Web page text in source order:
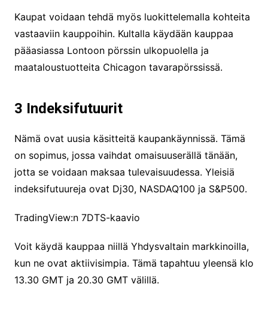
Kaupat voidaan tehdä myös luokittelemalla kohteita
vastaaviin kauppoihin. Kultalla käydään kauppaa
pääasiassa Lontoon pörssin ulkopuolella ja
maataloustuotteita Chicagon tavarapörssissä.
3 Indeksifutuurit
Nämä ovat uusia käsitteitä kaupankäynnissä. Tämä
on sopimus, jossa vaihdat omaisuuserällä tänään,
jotta se voidaan maksaa tulevaisuudessa. Yleisiä
indeksifutuureja ovat Dj30, NASDAQ100 ja S&P500.
TradingView:n 7DTS-kaavio
Voit käydä kauppaa niillä Yhdysvaltain markkinoilla,
kun ne ovat aktiivisimpia. Tämä tapahtuu yleensä klo
13.30 GMT ja 20.30 GMT välillä.